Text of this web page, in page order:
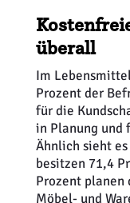
überall
Im
Prozent der
für die
in Planung und
Ähnlich sieht
besitzen 71,4
Prozent
Möbel- und